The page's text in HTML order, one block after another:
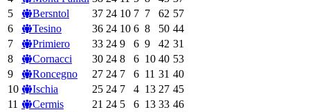
5
Bersntol 37 24 10 7 7 62 57
6
Tesino 36 24 10 6 8 50 44
7
Primiero 33 24 9 6 9 42 31
8
Cornacci 30 24 8 6 10 40 53
9
Roncegno 27 24 7 6 11 31 40
10
Ischia 25 24 7 4 13 27 45
11
Cermis 21 24 5 6 13 33 46